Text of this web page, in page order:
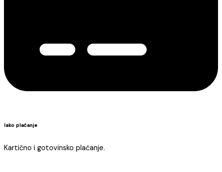
lako plaćanje
Kartično i gotovinsko plaćanje.